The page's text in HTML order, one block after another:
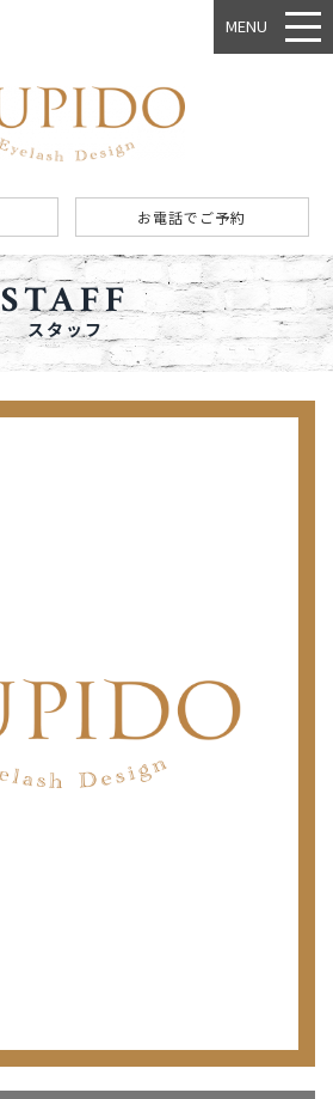
お電話でご予約
MENU
STAFF
スタッフ